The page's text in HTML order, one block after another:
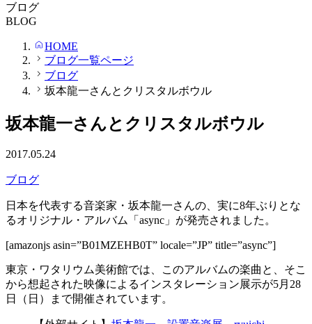
ブログ
BLOG
HOME
ブログ一覧ページ
ブログ
坂本龍一さんとクリスタルボウル
坂本龍一さんとクリスタルボウル
2017.05.24
ブログ
日本を代表する音楽家・坂本龍一さんの、実に8年ぶりとな
るオリジナル・アルバム「async」が発売されました。
[amazonjs asin=”B01MZEHB0T” locale=”JP” title=”async”]
東京・ワタリウム美術館では、このアルバムの楽曲と、そこ
から想起された映像によるインスタレーション展示が5月28
日（日）まで開催されています。